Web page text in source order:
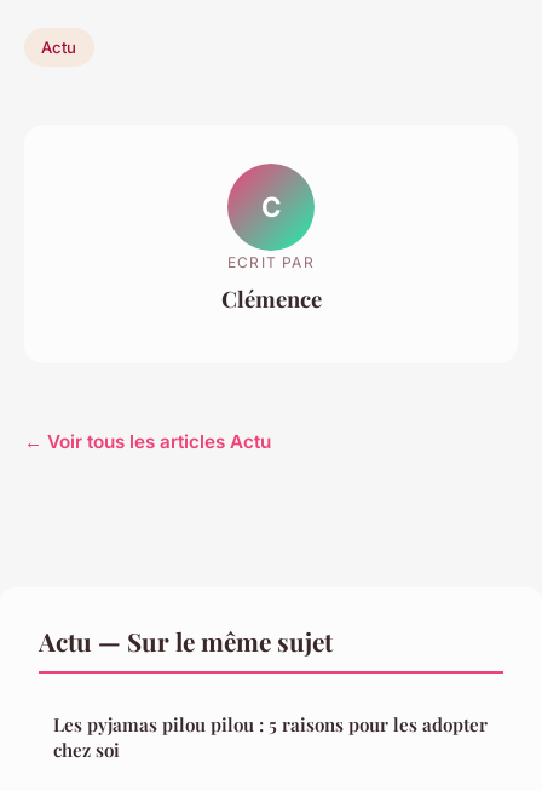
Actu
C
ECRIT PAR
Clémence
← Voir tous les articles Actu
Actu — Sur le même sujet
Les pyjamas pilou pilou : 5 raisons pour les adopter
chez soi